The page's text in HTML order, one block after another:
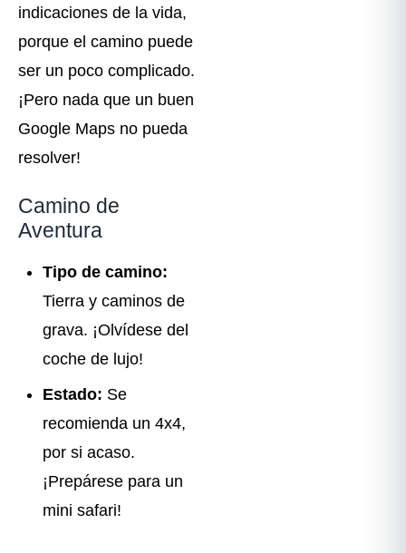
indicaciones de la vida,
porque el camino puede
ser un poco complicado.
¡Pero nada que un buen
Google Maps no pueda
resolver!
Camino de
Aventura
Tipo de camino:
Tierra y caminos de
grava. ¡Olvídese del
coche de lujo!
Estado: Se
recomienda un 4x4,
por si acaso.
¡Prepárese para un
mini safari!